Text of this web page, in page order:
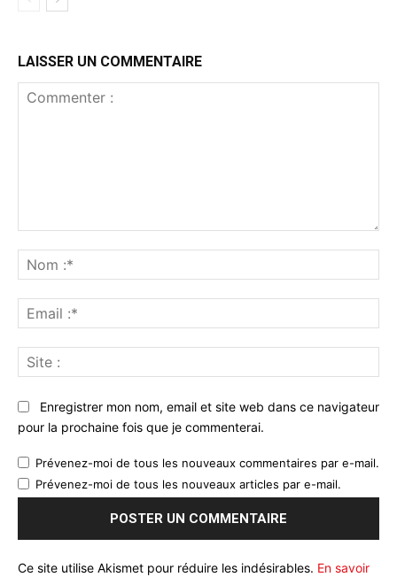
LAISSER UN COMMENTAIRE
:*
:*
:
Enregistrer mon nom, email et site web dans ce navigateur
pour la prochaine fois que je commenterai.
Prévenez-moi de tous les nouveaux commentaires par e-mail.
Prévenez-moi de tous les nouveaux articles par e-mail.
Ce site utilise Akismet pour réduire les indésirables. En savoir